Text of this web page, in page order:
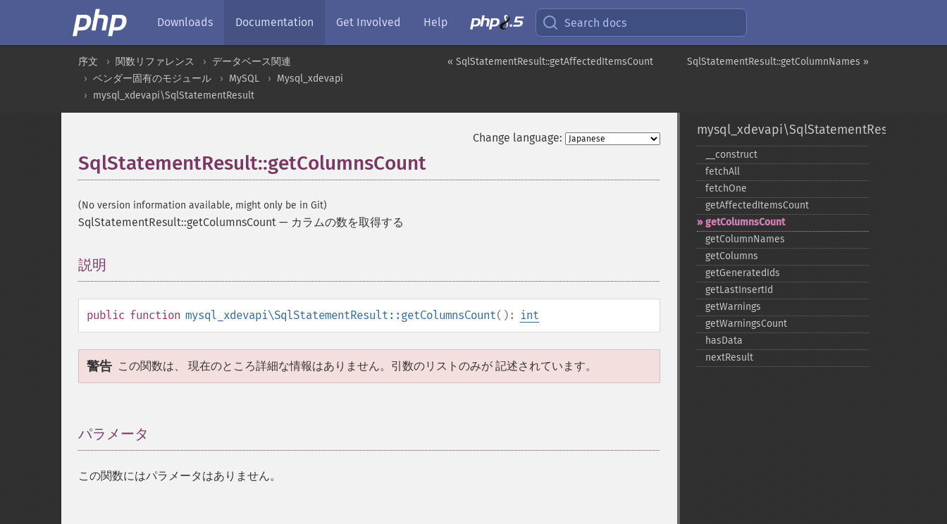
Downloads Documentation Get Involved Help Search docs
SqlStatementResult::getColumnNames »
« SqlStatementResult::getAffectedItemsCount
序文 関数リファレンス
データベース関連
ベンダー固有のモジュール
MySQL
Mysql_xdevapi
mysql_xdevapi\SqlStatementResult
Change language:
SqlStatementResult::getColumnsCount
(No version information available, might only be in Git)
SqlStatementResult::getColumnsCount — カラムの数を取得する
説明
public function mysql_xdevapi\SqlStatementResult::getColumnsCount(): int
警告 この関数は、 現在のところ詳細な情報はありません。引数のリストのみが 記述されています。
パラメータ
この関数にはパラメータはありません。
mysql_xdevapi\SqlStatementResult
_​_​construct
fetchAll
fetchOne
getAffectedItemsCount
getColumnsCount
getColumnNames
getColumns
getGeneratedIds
getLastInsertId
getWarnings
getWarningsCount
hasData
nextResult